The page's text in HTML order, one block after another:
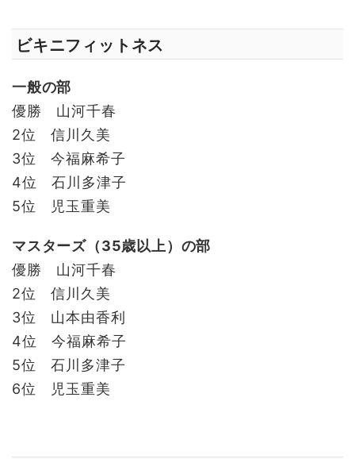
ビキニフィットネス
一般の部
優勝 山河千春
2位 信川久美
3位 今福麻希子
4位 石川多津子
5位 児玉重美
マスターズ（35歳以上）の部
優勝 山河千春
2位 信川久美
3位 山本由香利
4位 今福麻希子
5位 石川多津子
6位 児玉重美